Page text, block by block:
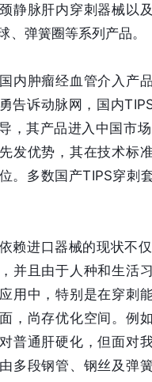
静脉肝内穿刺器械以
、弹簧圈等系列产品。
内肿瘤经血管介入产
告诉动脉网，国内
，其产品进入中国市
发优势，其在技术标
。多数国产TIPS穿刺
赖进口器械的现状不
并且由于人种和生活
用中，特别是在穿刺
，尚存优化空间。例
普通肝硬化，但面对
多段钢管、钢丝及弹